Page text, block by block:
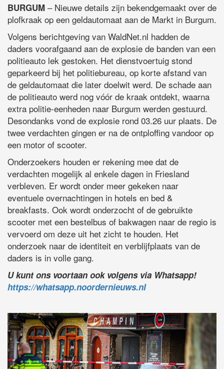
BURGUM – Nieuwe details zijn bekendgemaakt over de
plofkraak op een geldautomaat aan de Markt in Burgum.
Volgens berichtgeving van WaldNet.nl hadden de
daders voorafgaand aan de explosie de banden van een
politieauto lek gestoken. Het dienstvoertuig stond
geparkeerd bij het politiebureau, op korte afstand van
de geldautomaat die later doelwit werd. De schade aan
de politieauto werd nog vóór de kraak ontdekt, waarna
extra politie-eenheden naar Burgum werden gestuurd.
Desondanks vond de explosie rond 03.26 uur plaats. De
twee verdachten gingen er na de ontploffing vandoor op
een motor of scooter.
Onderzoekers houden er rekening mee dat de
verdachten mogelijk al enkele dagen in Friesland
verbleven. Er wordt onder meer gekeken naar
eventuele overnachtingen in hotels en bed &
breakfasts. Ook wordt onderzocht of de gebruikte
scooter met een bestelbus of bakwagen naar de regio is
vervoerd om deze uit het zicht te houden. Het
onderzoek naar de identiteit en verblijfplaats van de
daders is in volle gang.
U kunt ons voortaan ook volgens via Whatsapp!
https://whatsapp.noordernieuws.nl